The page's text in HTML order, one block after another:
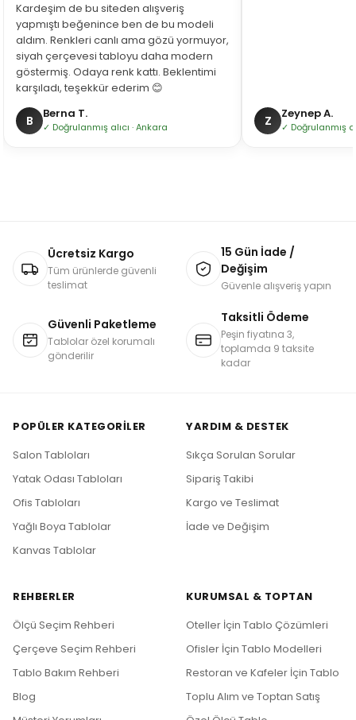
Kardeşim de bu siteden alışveriş
yapmıştı beğenince ben de bu modeli
aldım. Renkleri canlı ama gözü yormuyor,
siyah çerçevesi tabloyu daha modern
göstermiş. Odaya renk kattı. Beklentimi
karşıladı, teşekkür ederim 😊
B Berna T.
✓ Doğrulanmış alıcı · Ankara Z Zeynep A.
✓ Doğrulanmış
Ücretsiz Kargo
Tüm ürünlerde güvenli
teslimat
15 Gün İade /
Değişim
Güvenle alışveriş yapın
Güvenli Paketleme
Tablolar özel korumalı
gönderilir
Taksitli Ödeme
Peşin fiyatına 3,
toplamda 9 taksite
kadar
POPÜLER KATEGORILER
Salon Tabloları
Yatak Odası Tabloları
Ofis Tabloları
Yağlı Boya Tablolar
Kanvas Tablolar
YARDIM & DESTEK
Sıkça Sorulan Sorular
Sipariş Takibi
Kargo ve Teslimat
İade ve Değişim
REHBERLER
Ölçü Seçim Rehberi
Çerçeve Seçim Rehberi
Tablo Bakım Rehberi
Blog
KURUMSAL & TOPTAN
Oteller İçin Tablo Çözümleri
Ofisler İçin Tablo Modelleri
Restoran ve Kafeler İçin Tablo
Toplu Alım ve Toptan Satış